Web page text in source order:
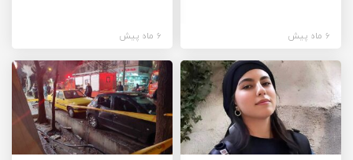
6 ماه پیش 6 ماه پیش